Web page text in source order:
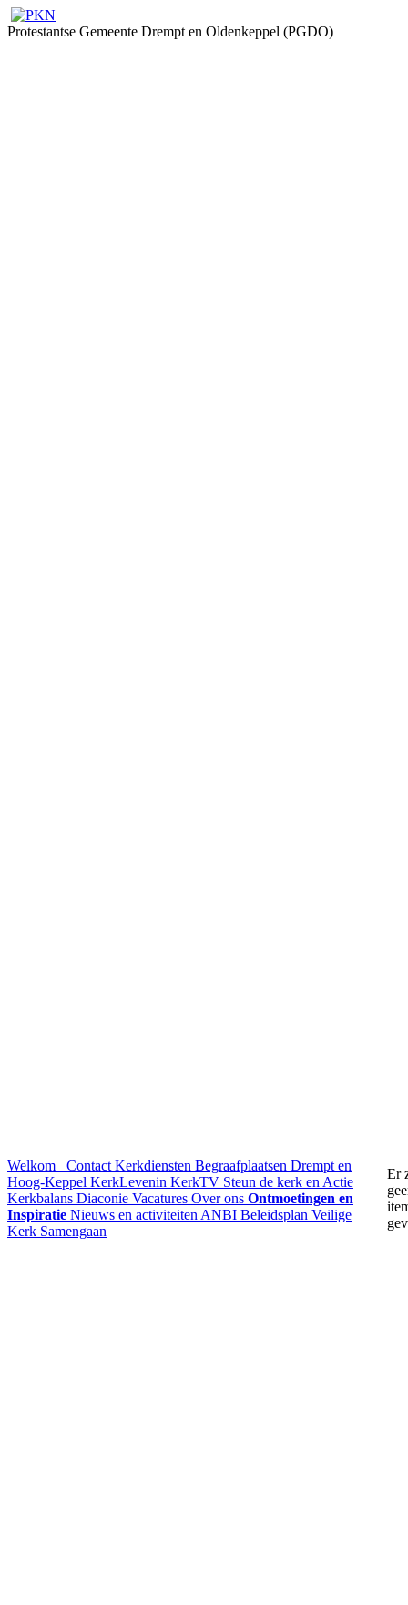
Protestantse Gemeente Drempt en Oldenkeppel (PGDO)
Welkom Contact Kerkdiensten Begraafplaatsen Drempt en
Hoog-Keppel KerkLevenin KerkTV Steun de kerk en Actie
Kerkbalans Diaconie Vacatures Over ons Ontmoetingen en
Inspiratie Nieuws en activiteiten ANBI Beleidsplan Veilige
Kerk Samengaan
Er